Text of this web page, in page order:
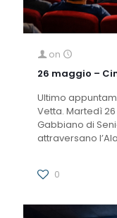
on
26 maggio –
Ultimo
Vetta. Martedì
Gabbiano di
attraversano
0